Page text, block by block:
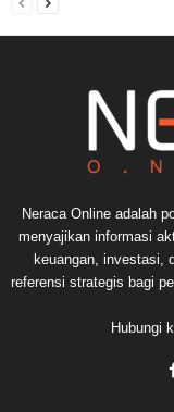
Neraca Online adalah
menyajikan informasi
keuangan, investasi,
referensi strategis bagi
Hubungi